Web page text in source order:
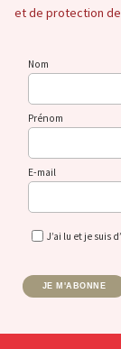
et de protection
Nom
Prénom
E-mail
J’ai lu et je suis
JE M'ABONNE